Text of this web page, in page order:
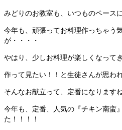
みどりのお教室も、いつものペース
今年も、頑張ってお料理作っちゃう
が・・・・
やはり、少しお料理が楽しくなって
作って見たい！！と生徒さんが思われ
そんなお献立って、定番になります
今年も、定番、人気の『チキン南蛮
た！！！！